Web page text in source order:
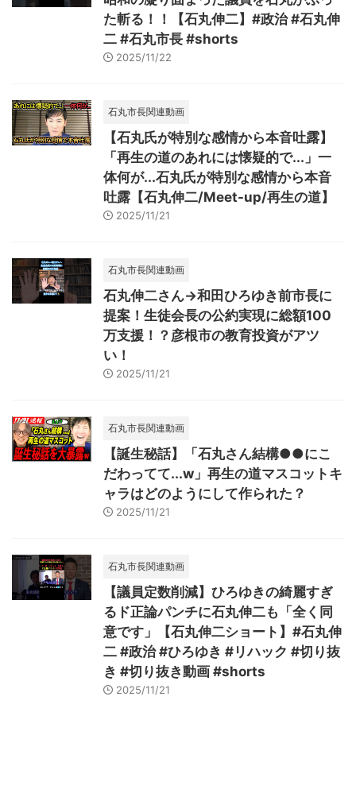
た斬る！！【石丸伸二】#政治 #石丸伸
二 #石丸市長 #shorts
2025/11/22
石丸市長関連動画
【石丸氏が特別な感情から本音吐露】
「再生の道のあれには懐疑的で...」一
体何が...石丸氏が特別な感情から本音
吐露【石丸伸二/Meet-up/再生の道】
2025/11/21
石丸市長関連動画
石丸伸二さん→和田ひろゆき前市長に
提案！生徒会長の公約実現に総額100
万支援！？彦根市の教育投資がアツ
い！
2025/11/21
石丸市長関連動画
【誕生秘話】「石丸さん結構●●にこ
だわってて...w」再生の道マスコットキ
ャラはどのようにして作られた？
2025/11/21
石丸市長関連動画
【議員定数削減】ひろゆきの綺麗すぎ
るド正論パンチに石丸伸二も「全く同
意です」【石丸伸二ショート】#石丸伸
二 #政治 #ひろゆき #リハック #切り抜
き #切り抜き動画 #shorts
2025/11/21